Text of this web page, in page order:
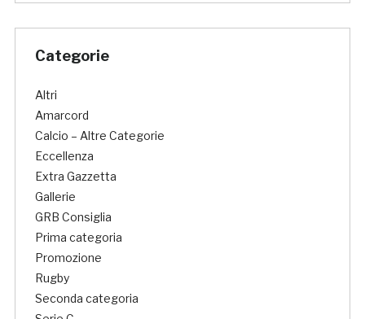
Categorie
Altri
Amarcord
Calcio – Altre Categorie
Eccellenza
Extra Gazzetta
Gallerie
GRB Consiglia
Prima categoria
Promozione
Rugby
Seconda categoria